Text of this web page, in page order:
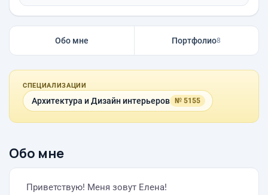
Обо мне Портфолио8
СПЕЦИАЛИЗАЦИИ
Архитектура и Дизайн интерьеров № 5155
Обо мне
Приветствую! Меня зовут Елена!